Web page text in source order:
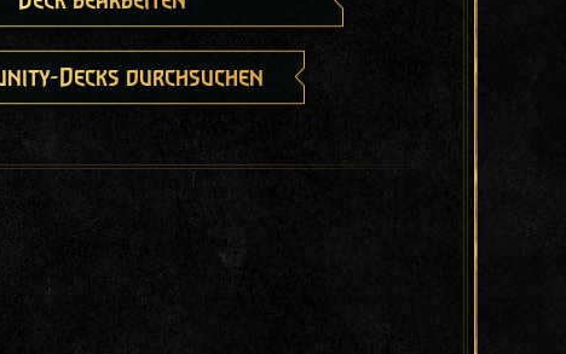
Decks durchsuchen